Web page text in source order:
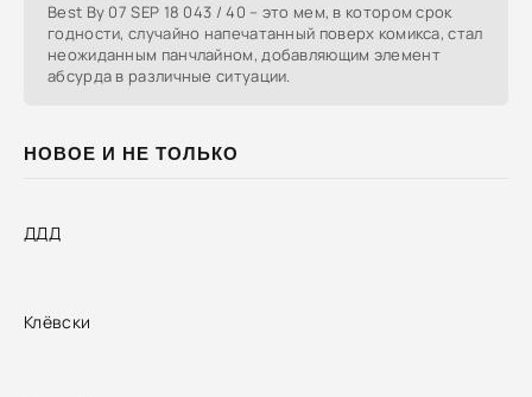
НОВОЕ И НЕ ТОЛЬКО
ДДД
Клёвски
Best By 07 SEP 18 043 / 40 – это мем, в котором срок
годности, случайно напечатанный поверх комикса, стал
неожиданным панчлайном, добавляющим элемент
абсурда в различные ситуации.